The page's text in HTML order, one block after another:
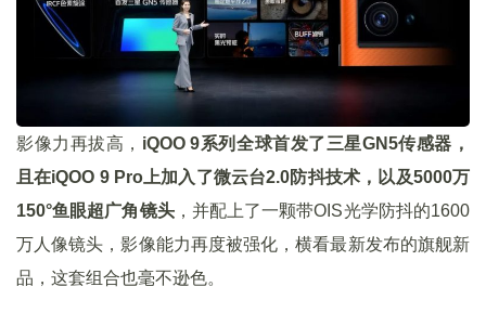
影像力再拔高， iQOO 9系列全球首发了三星GN5传感器，
且在iQOO 9 Pro上加入了微云台2.0防抖技术，以及5000万
150°鱼眼超广角镜头，并配上了一颗带OIS光学防抖的1600
万人像镜头，影像能力再度被强化，横看最新发布的旗舰新
品，这套组合也毫不逊色。